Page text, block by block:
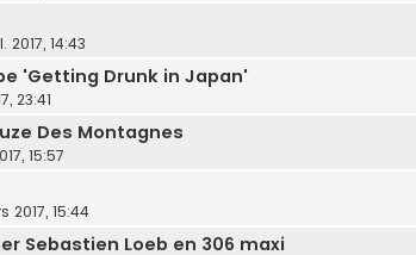
2017, 14:43
'Getting Drunk in Japan'
23:41
Des Montagnes
15:57
2017, 15:44
Sebastien Loeb en 306 maxi